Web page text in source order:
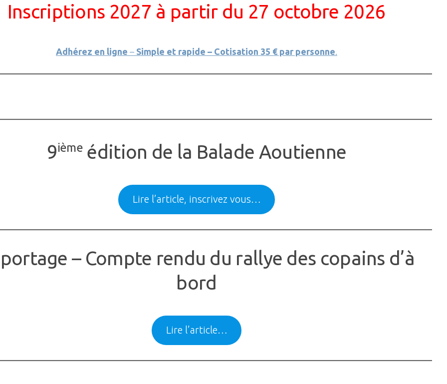
Inscriptions 2027 à partir du 27 octobre 2026
Adhérez en ligne – Simple et rapide – Cotisation 35 € par personne.
9ième édition de la Balade Aoutienne
Lire l’article, inscrivez vous…
– Compte rendu du rallye des copains d’à
bord
Lire l’article…